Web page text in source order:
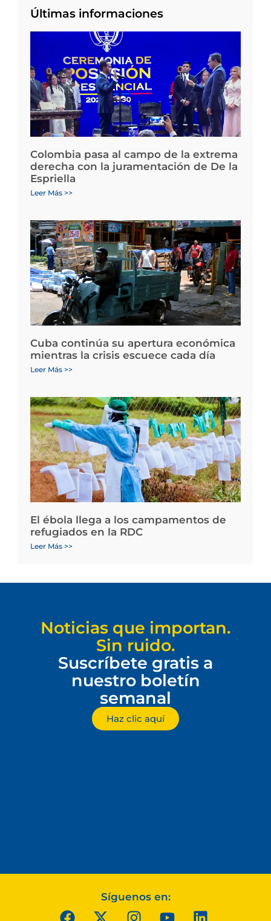
Últimas informaciones
Colombia pasa al campo de la extrema
derecha con la juramentación de De la
Espriella
Leer Más >>
Cuba continúa su apertura económica
mientras la crisis escuece cada día
Leer Más >>
El ébola llega a los campamentos de
refugiados en la RDC
Leer Más >>
Noticias que importan.
Sin ruido.
Suscríbete gratis a
nuestro boletín
semanal
Haz clic aquí
Síguenos en: